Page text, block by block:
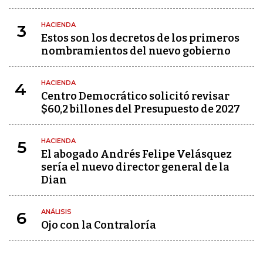
3 HACIENDA
Estos son los decretos de los primeros
nombramientos del nuevo gobierno
4 HACIENDA
Centro Democrático solicitó revisar
$60,2 billones del Presupuesto de 2027
5 HACIENDA
El abogado Andrés Felipe Velásquez
sería el nuevo director general de la
Dian
6 ANÁLISIS
Ojo con la Contraloría